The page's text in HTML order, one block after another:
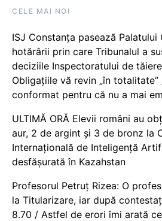
CELE MAI NOI
ISJ Constanța pasează
hotărârii prin care Tribunalul a
deciziile Inspectoratului de
Obligațiile vă revin „în
conformat pentru că nu a mai
ULTIMĂ ORĂ Elevii români au
aur, 2 de argint și 3 de bronz la
Internațională de Inteligență
desfășurată în Kazahstan
Profesorul Petruț Rizea: O
la Titularizare, iar după
8.70 / Astfel de erori îmi arată